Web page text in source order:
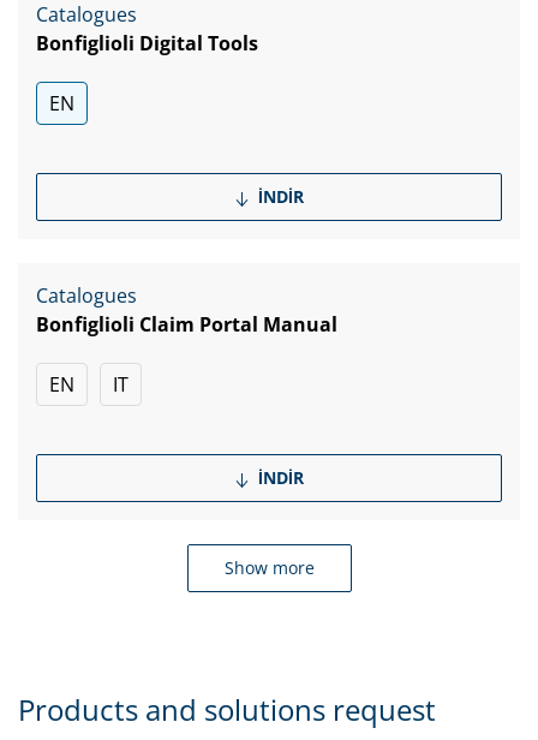
Catalogues
Bonfiglioli Digital Tools
EN
İNDIR
Catalogues
Bonfiglioli Claim Portal Manual
EN IT
İNDIR
Show more
Products and solutions request